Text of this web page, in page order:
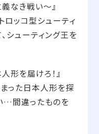
なき戦い〜』
ロッコ型シューティ
シューティング王を
を届けろ！』
った日本人形を探
…間違ったものを